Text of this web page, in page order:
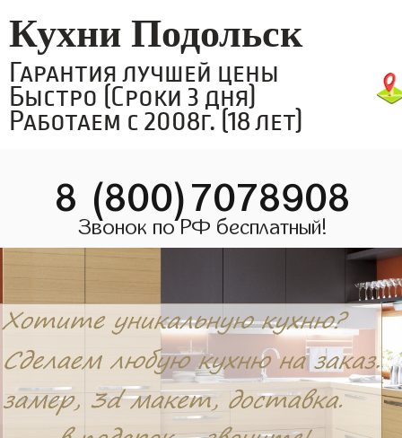
Кухни Подольск
Гарантия лучшей цены
Быстро (Сроки 3 дня)
Работаем с 2008г. (18 лет)
8 (800)7078908
Звонок по РФ бесплатный!